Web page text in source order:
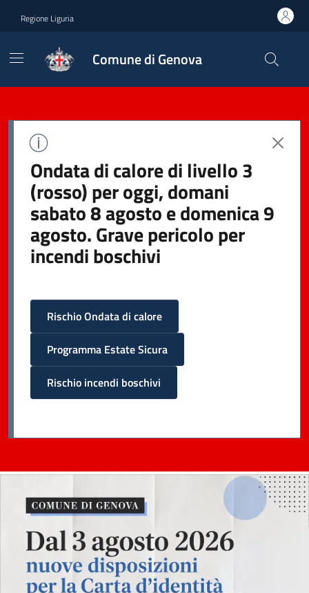
Regione Liguria
Comune di Genova
Ondata di calore di livello 3
(rosso) per oggi, domani
sabato 8 agosto e domenica 9
agosto. Grave pericolo per
incendi boschivi
Rischio Ondata di calore
Programma Estate Sicura
Rischio incendi boschivi